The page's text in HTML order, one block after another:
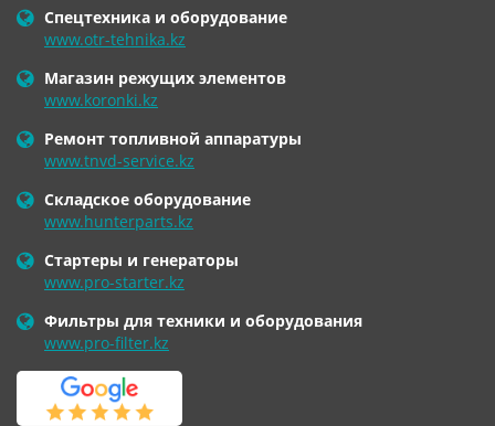
Спецтехника и оборудование
www.otr-tehnika.kz
Магазин режущих элементов
www.koronki.kz
Ремонт топливной аппаратуры
www.tnvd-service.kz
Складское оборудование
www.hunterparts.kz
Стартеры и генераторы
www.pro-starter.kz
Фильтры для техники и оборудования
www.pro-filter.kz